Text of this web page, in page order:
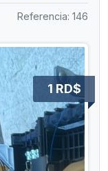
Referencia: 146
1 RD$